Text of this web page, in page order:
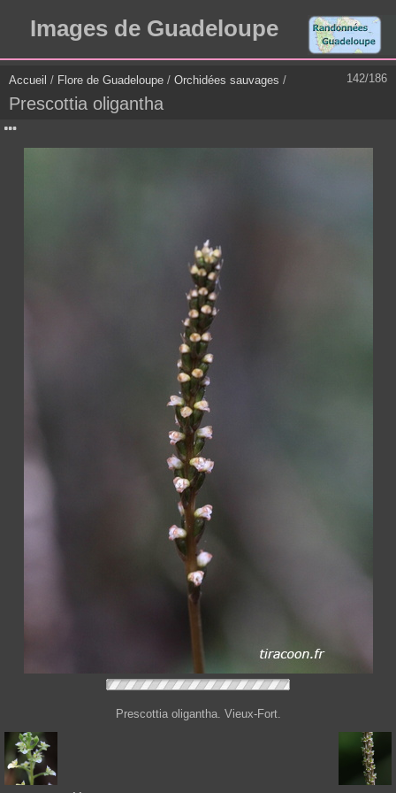
Images de Guadeloupe
142/186
Accueil / Flore de Guadeloupe / Orchidées sauvages /
Prescottia oligantha
Prescottia oligantha. Vieux-Fort.